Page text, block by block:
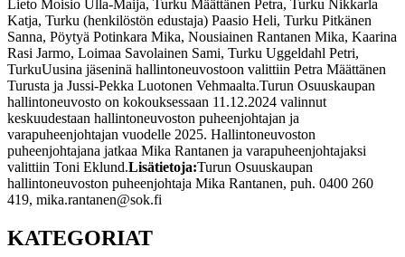
Lieto Moisio Ulla-Maija, Turku Määttänen Petra, Turku Nikkarla
Katja, Turku (henkilöstön edustaja) Paasio Heli, Turku Pitkänen
Sanna, Pöytyä Potinkara Mika, Nousiainen Rantanen Mika, Kaarina
Rasi Jarmo, Loimaa Savolainen Sami, Turku Uggeldahl Petri,
TurkuUusina jäseninä hallintoneuvostoon valittiin Petra Määttänen
Turusta ja Jussi-Pekka Luotonen Vehmaalta.Turun Osuuskaupan
hallintoneuvosto on kokouksessaan 11.12.2024 valinnut
keskuudestaan hallintoneuvoston puheenjohtajan ja
varapuheenjohtajan vuodelle 2025. Hallintoneuvoston
puheenjohtajana jatkaa Mika Rantanen ja varapuheenjohtajaksi
valittiin Toni Eklund.Lisätietoja:Turun Osuuskaupan
hallintoneuvoston puheenjohtaja Mika Rantanen, puh. 0400 260
419, mika.rantanen@sok.fi
KATEGORIAT